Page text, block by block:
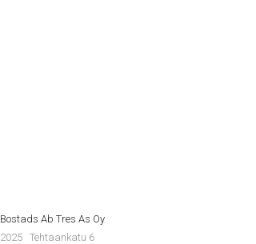
Bostads Ab Tres As Oy
2025 Tehtaankatu 6